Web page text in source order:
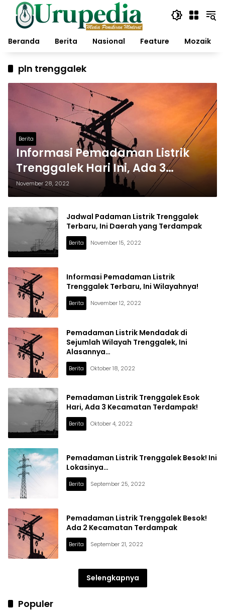
Langsung
konten
Beranda
Berita Nasional Feature Mozaik
pln trenggalek
Berita
Informasi Pemadaman Listrik
Trenggalek Hari Ini, Ada 3
Kecamatan
November 28, 2022
Jadwal Padaman Listrik Trenggalek
Terbaru, Ini Daerah yang Terdampak
Berita November 15, 2022
Informasi Pemadaman Listrik
Trenggalek Terbaru, Ini Wilayahnya!
Berita November 12, 2022
Pemadaman Listrik Mendadak di
Sejumlah Wilayah Trenggalek, Ini
Alasannya…
Berita Oktober 18, 2022
Pemadaman Listrik Trenggalek Esok
Hari, Ada 3 Kecamatan Terdampak!
Berita Oktober 4, 2022
Pemadaman Listrik Trenggalek Besok! Ini
Lokasinya…
Berita September 25, 2022
Pemadaman Listrik Trenggalek Besok!
Ada 2 Kecamatan Terdampak
Berita September 21, 2022
Selengkapnya
Populer